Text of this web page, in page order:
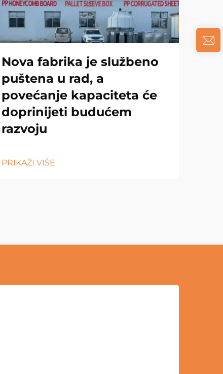
Nova fabrika je službeno
puštena u rad, a
povećanje kapaciteta će
doprinijeti budućem
razvoju
PRIKAŽI VIŠE